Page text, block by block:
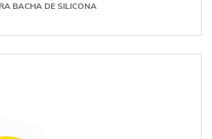
BACHA DE SILICONA